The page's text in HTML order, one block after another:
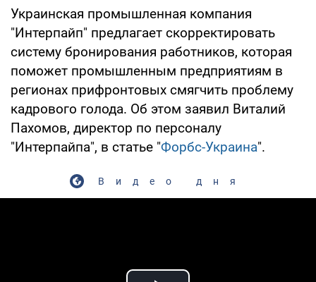
Украинская промышленная компания
"Интерпайп" предлагает скорректировать
систему бронирования работников, которая
поможет промышленным предприятиям в
регионах прифронтовых смягчить проблему
кадрового голода. Об этом заявил Виталий
Пахомов, директор по персоналу
"Интерпайпа", в статье "Форбс-Украина".
Видео дня